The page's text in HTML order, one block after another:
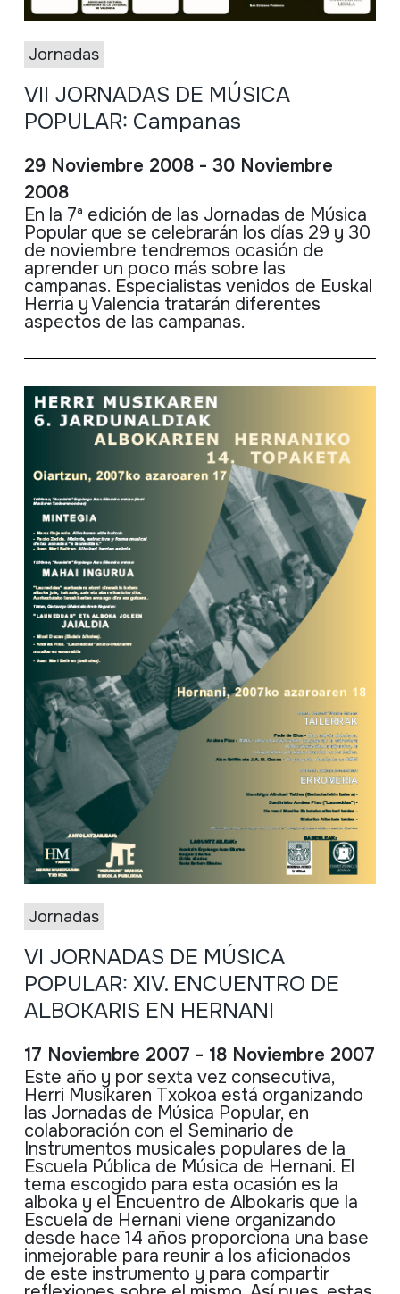
Jornadas
VII JORNADAS DE MÚSICA
POPULAR: Campanas
29 Noviembre 2008 - 30 Noviembre
2008
En la 7ª edición de las Jornadas de Música
Popular que se celebrarán los días 29 y 30
de noviembre tendremos ocasión de
aprender un poco más sobre las
campanas. Especialistas venidos de Euskal
Herria y Valencia tratarán diferentes
aspectos de las campanas.
Jornadas
VI JORNADAS DE MÚSICA
POPULAR: XIV. ENCUENTRO DE
ALBOKARIS EN HERNANI
17 Noviembre 2007 - 18 Noviembre 2007
Este año y por sexta vez consecutiva,
Herri Musikaren Txokoa está organizando
las Jornadas de Música Popular, en
colaboración con el Seminario de
Instrumentos musicales populares de la
Escuela Pública de Música de Hernani. El
tema escogido para esta ocasión es la
alboka y el Encuentro de Albokaris que la
Escuela de Hernani viene organizando
desde hace 14 años proporciona una base
inmejorable para reunir a los aficionados
de este instrumento y para compartir